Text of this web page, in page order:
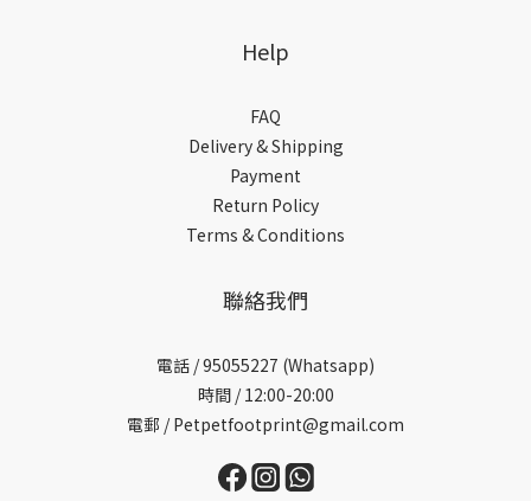
Help
FAQ
Delivery & Shipping
Payment
Return Policy
Terms & Conditions
聯絡我們
電話 /95055227 (Whatsapp)
時間 / 12:00-20:00
電郵 / Petpetfootprint@gmail.com